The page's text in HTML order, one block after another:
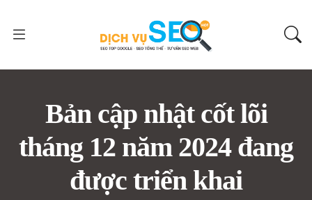
Bản cập nhật cốt lõi
tháng 12 năm 2024 đang
được triển khai